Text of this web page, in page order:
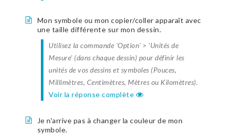
Mon symbole ou mon copier/coller apparaît avec
une taille différente sur mon dessin.
Utilisez la commande 'Option' > 'Unités de
Mesure' (dans chaque dessin) pour définir les
unités de vos dessins et symboles (Pouces,
Millimètres, Centimètres, Mètres ou Kilomètres).
Voir la réponse complète
Je n'arrive pas à changer la couleur de mon
symbole.